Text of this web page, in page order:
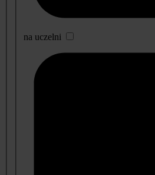
na uczelni